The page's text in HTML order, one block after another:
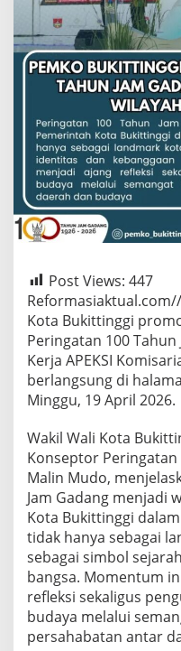
Post Views: 447
Kota Bukittinggi
Peringatan 100
Kerja APEKSI
berlangsung di
Minggu, 19 April 2026.
Wakil Wali Kota
Konseptor Peringatan
Malin Mudo,
Jam Gadang menjadi
Kota Bukittinggi
tidak hanya sebagai
sebagai simbol
bangsa. Momentum
refleksi sekaligus
budaya melalui
persahabatan antar